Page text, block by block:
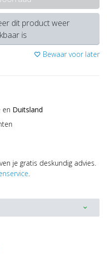
dit product weer
is
favorite_border Bewaar voor later
en Duitsland
je gratis deskundig advies.
.
expand_more